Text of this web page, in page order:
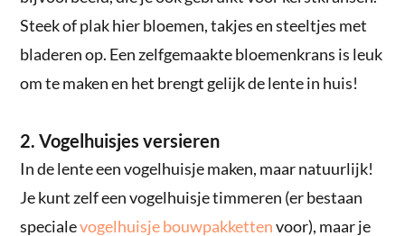
Steek of plak hier bloemen, takjes en steeltjes met
bladeren op. Een zelfgemaakte bloemenkrans is leuk
om te maken en het brengt gelijk de lente in huis!
2. Vogelhuisjes versieren
In de lente een vogelhuisje maken, maar natuurlijk!
Je kunt zelf een vogelhuisje timmeren (er bestaan
specialevogelhuisje bouwpakkettenvoor), maar je